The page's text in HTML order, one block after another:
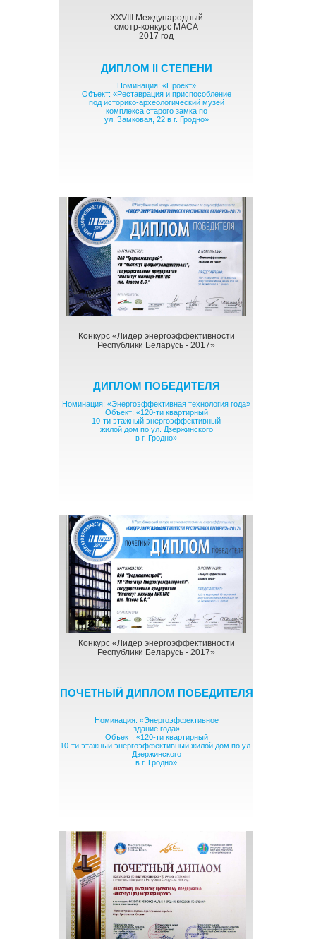
Конкурс «Лидер энергоэффективности
Республики Беларусь - 2017»
Номинация: «Энергоэффективное
здание года»
Объект: «120-ти квартирный
10-ти этажный энергоэффективный жилой дом по ул.
Дзержинского
в г. Гродно»
ПОЧЕТНЫЙ ДИПЛОМ ПОБЕДИТЕЛЯ
Конкурс «На лучшее достижение в
строительной отрасли в
Номинация: «ЭНЕРГОСБЕРЕЖЕНИЕ»
Объект: «120-ти квартирный
10-ти этажный энергоэффективный
жилой дом по ул. Дзержинского
в г. Гродно»
ПОЧЕТНЫЙ ДИПЛОМ
XXVIII Международный
смотр-конкурс МАСА
2017 год
Номинация: «Проект»
Объект: «Реставрация и приспособление
под историко-археологический музей
комплекса старого замка по
ул. Замковая, 22 в г. Гродно»
ДИПЛОМ II СТЕПЕНИ
Конкурс «Лидер энергоэффективности
Республики Беларусь - 2017»
Номинация: «Энергоэффективная технология года»
Объект: «120-ти квартирный
10-ти этажный энергоэффективный
жилой дом по ул. Дзержинского
в г. Гродно»
ДИПЛОМ ПОБЕДИТЕЛЯ